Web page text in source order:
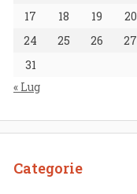
17
18 19 20
24
25 26 27
31
« Lug
Categorie